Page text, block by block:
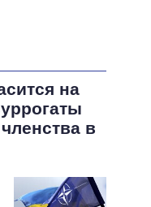
на
в